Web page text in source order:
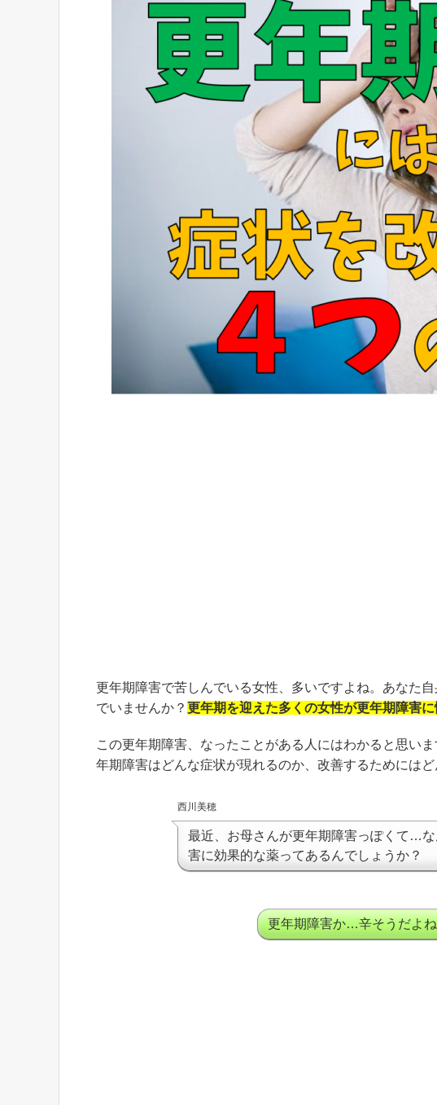
更年期障害で苦しんでいる女性、多いですよね。あなた
でいませんか？ 更年期を迎えた多くの女性が更年期障害
この更年期障害、なったことがある人にはわかると思い
年期障害はどんな症状が現れるのか、改善するためには
西川美穂
最近、お母さんが更年期障害っぽくて…
害に効果的な薬ってあるんでしょうか？
更年期障害か…辛そうだよ